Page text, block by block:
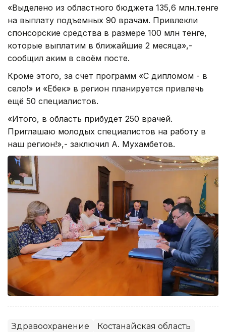
«Выделено из областного бюджета 135,6 млн.тенге
на выплату подъемных 90 врачам. Привлекли
спонсорские средства в размере 100 млн тенге,
которые выплатим в ближайшие 2 месяца»,-
сообщил аким в своём посте.
Кроме этого, за счет программ «С дипломом - в
село!» и «Еңбек» в регион планируется привлечь
ещё 50 специалистов.
«Итого, в область прибудет 250 врачей.
Приглашаю молодых специалистов на работу в
наш регион!»,- заключил А. Мухамбетов.
Здравоохранение Костанайская область